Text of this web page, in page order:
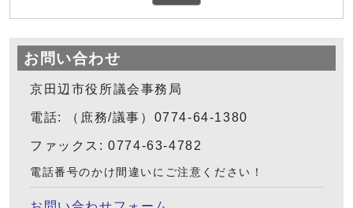
お問い合わせ
京田辺市役所議会事務局
電話: （庶務/議事）0774-64-1380
ファックス: 0774-63-4782
電話番号のかけ間違いにご注意ください！